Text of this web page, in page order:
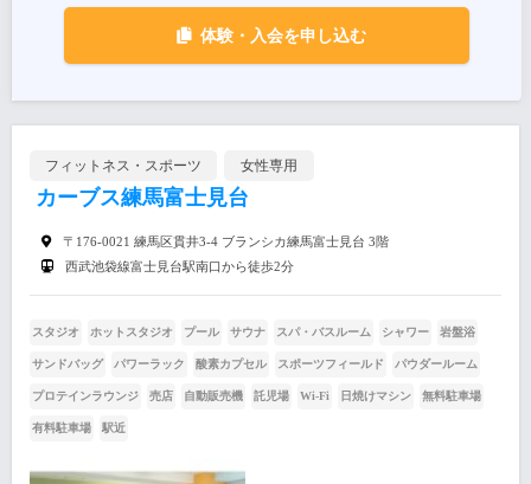
体験・入会を申し込む
フィットネス・スポーツ 女性専用
カーブス練馬富士見台
〒176-0021 練馬区貫井3-4 ブランシカ練馬富士見台 3階
西武池袋線富士見台駅南口から徒歩2分
スタジオ ホットスタジオ プール サウナ スパ・バスルーム シャワー 岩盤浴
サンドバッグ パワーラック 酸素カプセル スポーツフィールド パウダールーム
プロテインラウンジ 売店 自動販売機 託児場 Wi-Fi 日焼けマシン 無料駐車場
有料駐車場 駅近